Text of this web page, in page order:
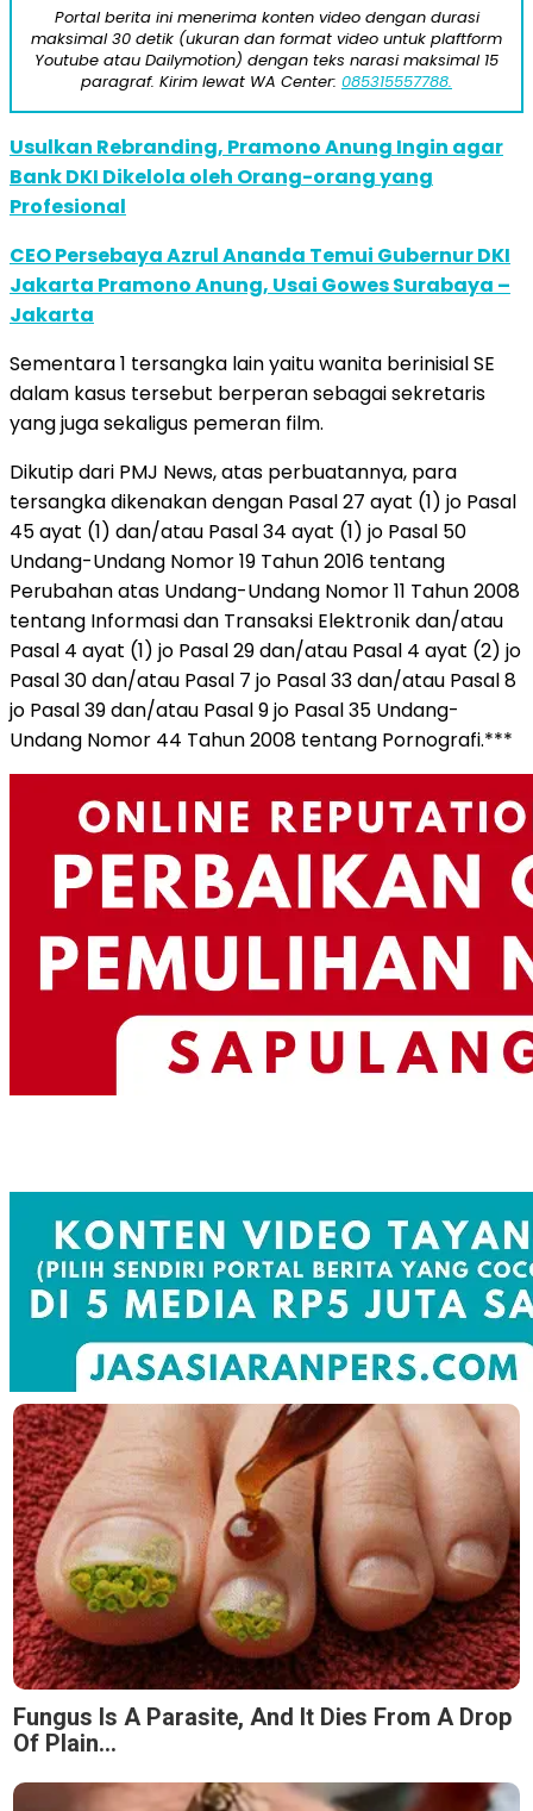
Portal berita ini menerima konten video dengan durasi
maksimal 30 detik (ukuran dan format video untuk plaftform
Youtube atau Dailymotion) dengan teks narasi maksimal 15
paragraf. Kirim lewat WA Center: 085315557788.
Usulkan Rebranding, Pramono Anung Ingin agar
Bank DKI Dikelola oleh Orang-orang yang
Profesional
CEO Persebaya Azrul Ananda Temui Gubernur DKI
Jakarta Pramono Anung, Usai Gowes Surabaya –
Jakarta
Sementara 1 tersangka lain yaitu wanita berinisial SE
dalam kasus tersebut berperan sebagai sekretaris
yang juga sekaligus pemeran film.
Dikutip dari PMJ News, atas perbuatannya, para
tersangka dikenakan dengan Pasal 27 ayat (1) jo Pasal
45 ayat (1) dan/atau Pasal 34 ayat (1) jo Pasal 50
Undang-Undang Nomor 19 Tahun 2016 tentang
Perubahan atas Undang-Undang Nomor 11 Tahun 2008
tentang Informasi dan Transaksi Elektronik dan/atau
Pasal 4 ayat (1) jo Pasal 29 dan/atau Pasal 4 ayat (2) jo
Pasal 30 dan/atau Pasal 7 jo Pasal 33 dan/atau Pasal 8
jo Pasal 39 dan/atau Pasal 9 jo Pasal 35 Undang-
Undang Nomor 44 Tahun 2008 tentang Pornografi.***
Fungus Is A Parasite, And It Dies From A Drop
Of Plain...